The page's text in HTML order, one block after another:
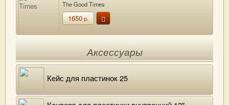
The Good Times
1650р.
Аксессуары
Кейс для пластинок 25